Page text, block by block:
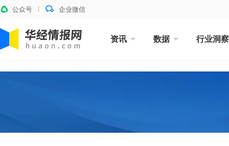
公众号 企业微信
资讯 数据 行业洞察